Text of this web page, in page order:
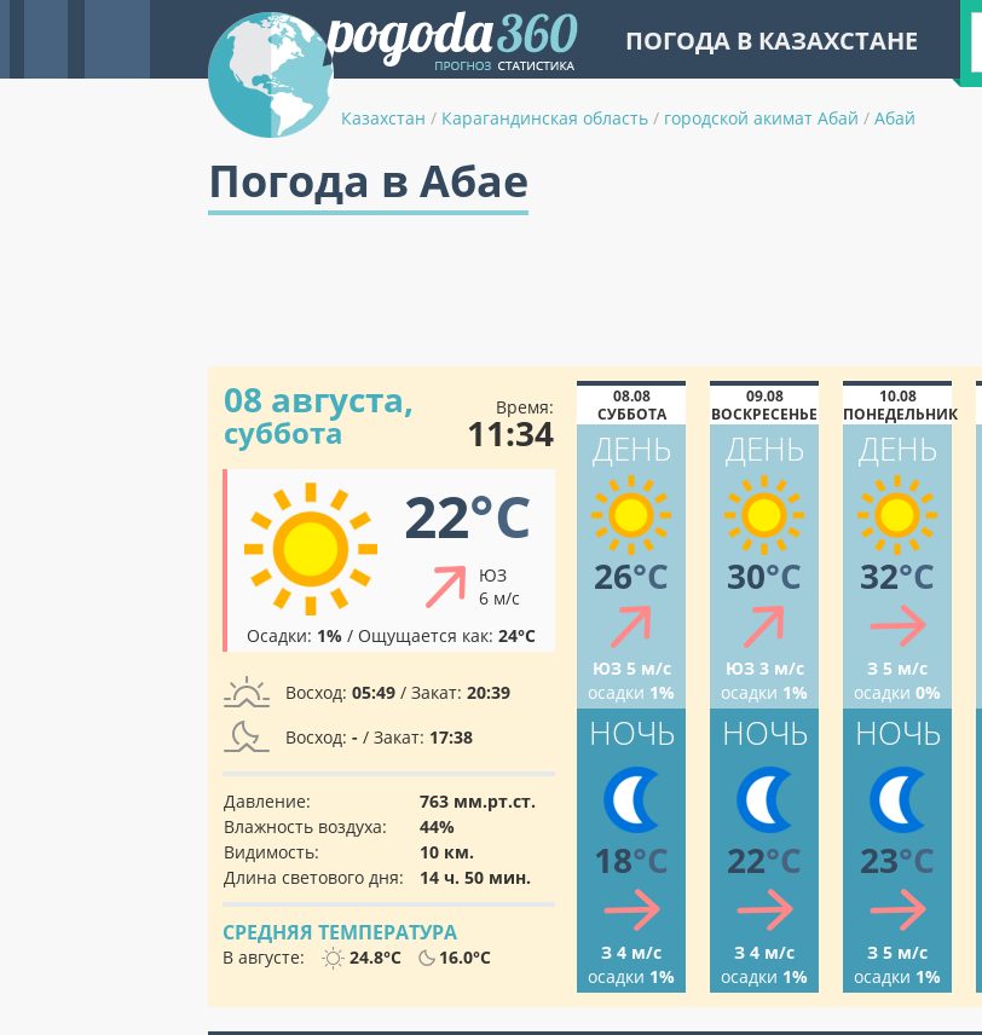
ПОГОДА В КАЗАХСТАНЕ
Казахстан / Карагандинская область / городской акимат Абай / Абай
Погода в Абае
08 августа,
суббота
Время:
11:34
22°C
ЮЗ
6 м/с
Осадки: 1% / Ощущается как: 24°C
Восход: 05:49 / Закат: 20:39
Восход: - / Закат: 17:38
Давление:
763 мм.рт.ст.
Влажность воздуха:
44%
Видимость:
10 км.
Длина светового дня:
14 ч. 50 мин.
СРЕДНЯЯ ТЕМПЕРАТУРА
В августе: 24.8°C 16.0°C
08.08
СУББОТА
ДЕНЬ
26°C
ЮЗ 5 м/с
осадки 1%
НОЧЬ
18°C
З 4 м/с
осадки 1%
09.08
ВОСКРЕСЕНЬЕ
ДЕНЬ
30°C
ЮЗ 3 м/с
осадки 1%
НОЧЬ
22°C
З 4 м/с
осадки 1%
10.08
ПОНЕДЕЛЬНИК
ДЕНЬ
32°C
З 5 м/с
осадки 0%
НОЧЬ
23°C
З 5 м/с
осадки 1%